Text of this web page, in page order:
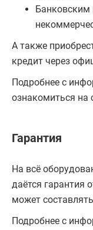
Банковским
А также
кредит через
Подробнее с
ознакомиться на
Гарантия
На всё
даётся гарантия
может
Подробнее с